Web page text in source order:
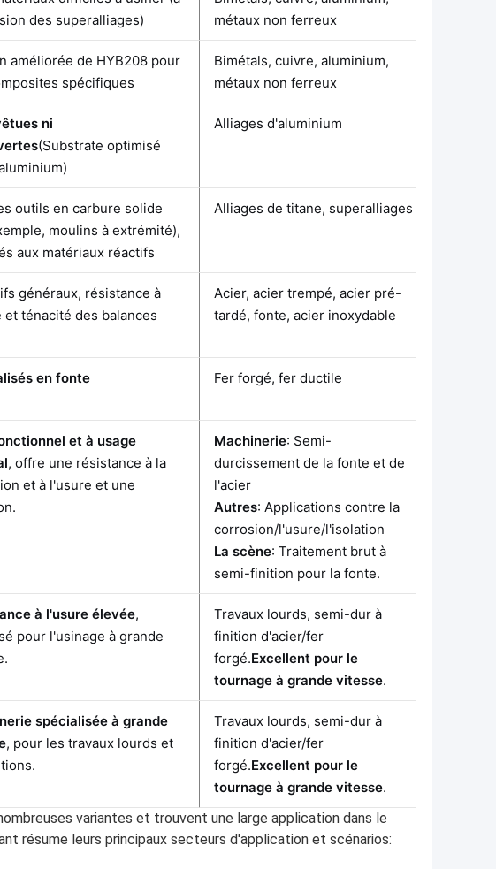
des superalliages)
métaux non ferreux
améliorée de HYB208 pour
spécifiques
Bimétals, cuivre, aluminium,
métaux non ferreux
ni
(Substrate optimisé
Alliages d'aluminium
outils en carbure solide
moulins à extrémité),
aux matériaux réactifs
Alliages de titane, superalliages
généraux, résistance à
et ténacité des balances
Acier, acier trempé, acier pré-
tardé, fonte, acier inoxydable
en fonte Fer forgé, fer ductile
et à usage
, offre une résistance à la
et à l'usure et une
Machinerie: Semi-
durcissement de la fonte et de
l'acier
Autres: Applications contre la
corrosion/l'usure/l'isolation
La scène: Traitement brut à
semi-finition pour la fonte.
à l'usure élevée,
pour l'usinage à grande
Travaux lourds, semi-dur à
finition d'acier/fer
forgé.Excellent pour le
tournage à grande vitesse.
spécialisée à grande
, pour les travaux lourds et
Travaux lourds, semi-dur à
finition d'acier/fer
forgé.Excellent pour le
tournage à grande vitesse.
variantes et trouvent une large application dans le
résume leurs principaux secteurs d'application et scénarios: